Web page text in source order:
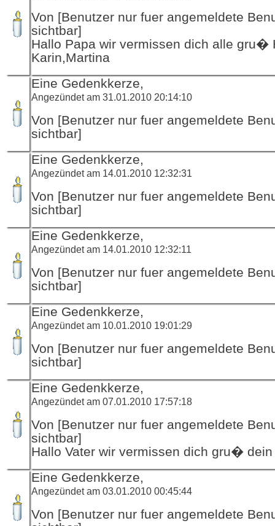
Von [Benutzer nur fuer angemeldete
sichtbar]
Hallo Papa wir vermissen dich alle gru�
Karin,Martina
Eine Gedenkkerze,
Angezündet am 31.01.2010 20:14:10
Von [Benutzer nur fuer angemeldete
sichtbar]
Eine Gedenkkerze,
Angezündet am 14.01.2010 12:32:31
Von [Benutzer nur fuer angemeldete
sichtbar]
Eine Gedenkkerze,
Angezündet am 14.01.2010 12:32:11
Von [Benutzer nur fuer angemeldete
sichtbar]
Eine Gedenkkerze,
Angezündet am 10.01.2010 19:01:29
Von [Benutzer nur fuer angemeldete
sichtbar]
Eine Gedenkkerze,
Angezündet am 07.01.2010 17:57:18
Von [Benutzer nur fuer angemeldete
sichtbar]
Hallo Vater wir vermissen dich gru�
Eine Gedenkkerze,
Angezündet am 03.01.2010 00:45:44
Von [Benutzer nur fuer angemeldete